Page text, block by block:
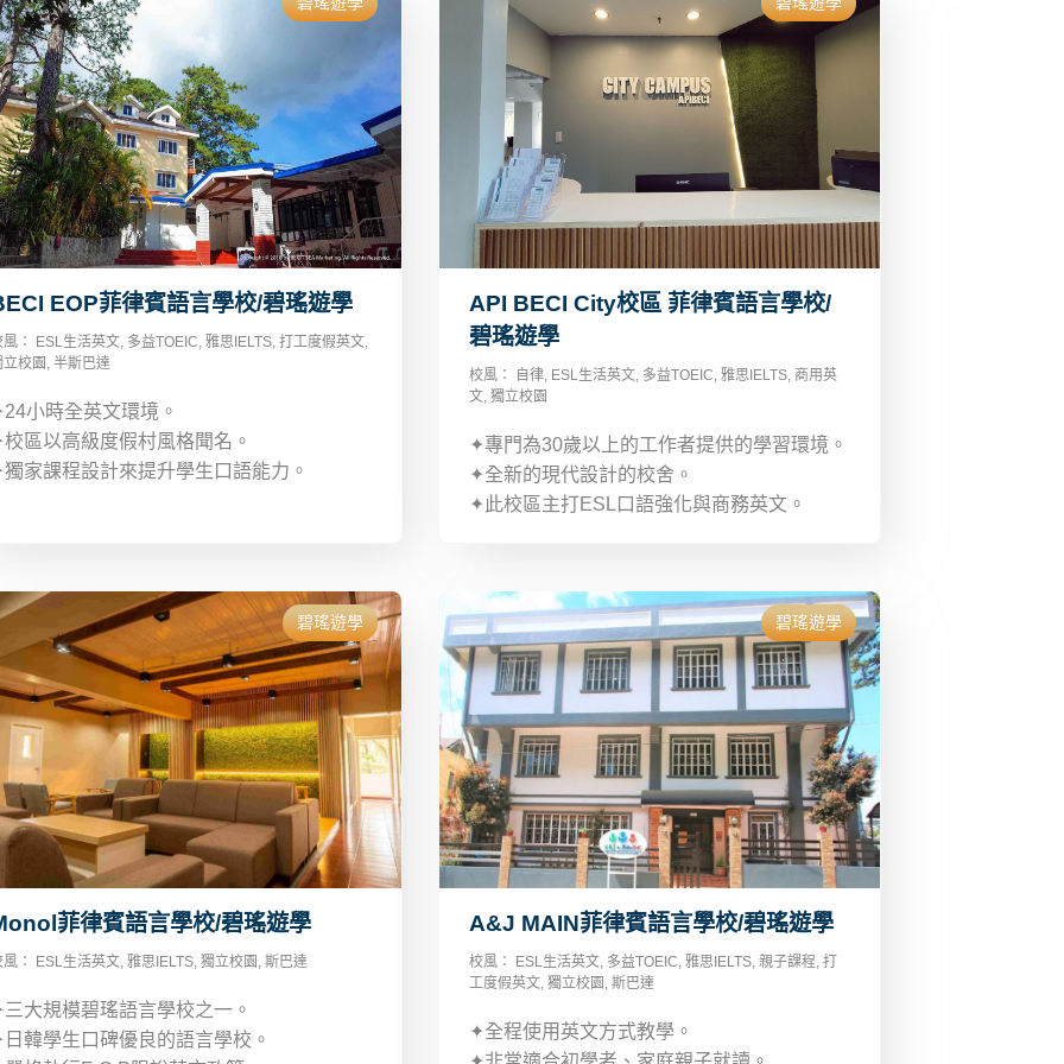
EOP菲律賓語言學校/碧瑤遊學
： ESL生活英文 多益TOEIC ,雅思IELTS ,打工度假英文
立校園 ,半斯巴達
小時全英文環境。
區以高級度假村風格聞名。
家課程設計來提升學生口語能力。
API BECI City校區 菲律賓語言學校/
碧瑤遊學
校風： 自律, ESL生活英文, 多益TOEIC 雅思IELTS, 商用英
文, 獨立校園
✦專門為30歲以上的工作者提供的學習環境。
✦全新的現代設計的校舍。
✦此校區主打ESL口語強化與商務英文。
碧瑤遊學
菲律賓語言學校/碧瑤遊學
： ESL生活英文 ,雅思IELTS ,獨立校園 ,斯巴達
大規模碧瑤語言學校之一。
韓學生口碑優良的語言學校。
碧瑤遊學
A&J MAIN菲律賓語言學校/碧瑤遊學
校風： ESL生活英文, 多益TOEIC 雅思IELTS, 親子課程 打
工度假英文, 獨立校園 斯巴達
✦全程使用英文方式教學。